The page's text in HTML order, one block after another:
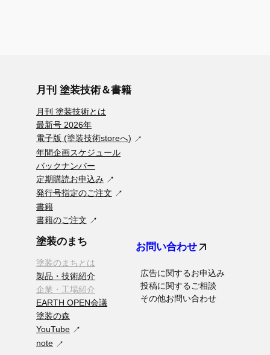
月刊 塗装技術＆書籍
月刊 塗装技術とは
最新号 2026年
電子版 (塗装技術storeへ)
年間企画スケジュール
バックナンバー
定期購読お申込み
発行号指定のご注文
書籍
書籍のご注文
塗装のまち
塗装のまちとは
製品・技術紹介
企業・工場紹介
EARTH OPEN会議
塗装の森
YouTube
note
お問い合わせarrow_outward
広告に関するお申込み
投稿に関するご相談
その他お問い合わせ